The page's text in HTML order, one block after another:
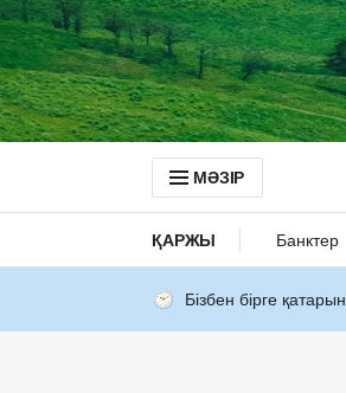
МӘЗІР
ҚАРЖЫ Банктер
Бізбен бірге